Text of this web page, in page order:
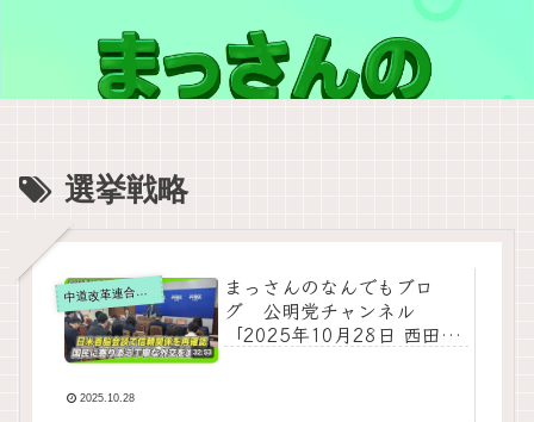
選挙戦略
中道改革連合の動画をテキスト要約
まっさんのなんでもブロ
グ 公明党チャンネル
「2025年10月28日 西田幹
2025.10.28